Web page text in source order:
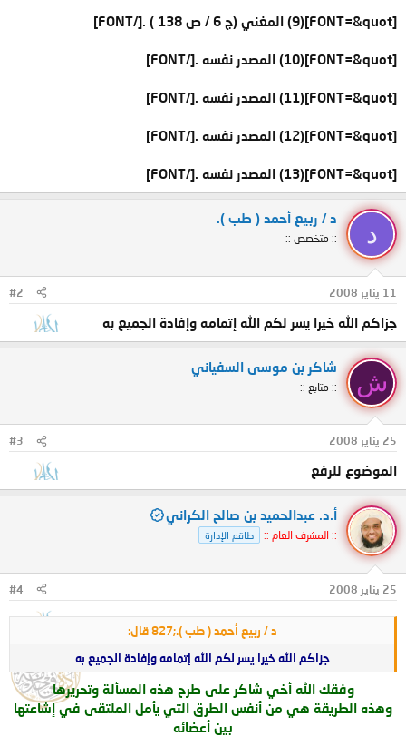
[FONT=&quot](9) المغني (ج 6 / ص 138 ) .[/FONT]
[FONT=&quot](10) المصدر نفسه .[/FONT]
[FONT=&quot](11) المصدر نفسه .[/FONT]
[FONT=&quot](12) المصدر نفسه .[/FONT]
[FONT=&quot](13) المصدر نفسه .[/FONT]
د
د / ربيع أحمد ( طب ).
:: متخصص ::
11 يناير 2008 #2
جزاكم الله خيرا يسر لكم الله إتمامه وإفادة الجميع به
ش
شاكر بن موسى السفياني
:: متابع ::
25 يناير 2008 #3
الموضوع للرفع
أ.د. عبدالحميد بن صالح الكراني
:: المشرف العام :: طاقم الإدارة
25 يناير 2008 #4
د / ربيع أحمد ( طب ).;827 قال:
جزاكم الله خيرا يسر لكم الله إتمامه وإفادة الجميع به
وفقك الله أخي شاكر على طرح هذه المسألة وتحريرها
وهذه الطريقة هي من أنفس الطرق التي يأمل الملتقى في إشاعتها
بين أعضائه